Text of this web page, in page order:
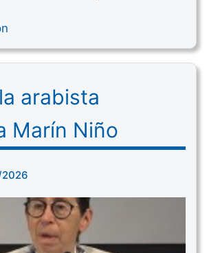
arabista
Marín Niño